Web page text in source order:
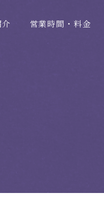
営業時間・料金